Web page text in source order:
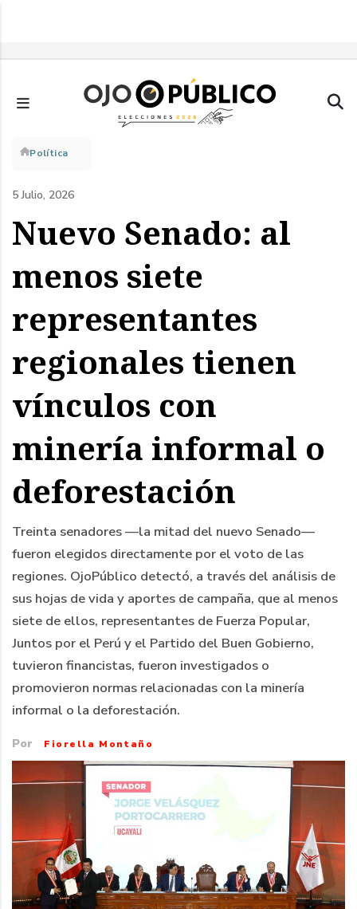
principal
Sobrescribir
enlaces
de
ayuda
a
la
navegación
Política
5 Julio, 2026
Nuevo Senado: al
menos siete
representantes
regionales tienen
vínculos con
minería informal o
deforestación
Treinta senadores —la mitad del nuevo Senado—
fueron elegidos directamente por el voto de las
regiones. OjoPúblico detectó, a través del análisis de
sus hojas de vida y aportes de campaña, que al menos
siete de ellos, representantes de Fuerza Popular,
Juntos por el Perú y el Partido del Buen Gobierno,
tuvieron financistas, fueron investigados o
promovieron normas relacionadas con la minería
informal o la deforestación.
Por Fiorella Montaño